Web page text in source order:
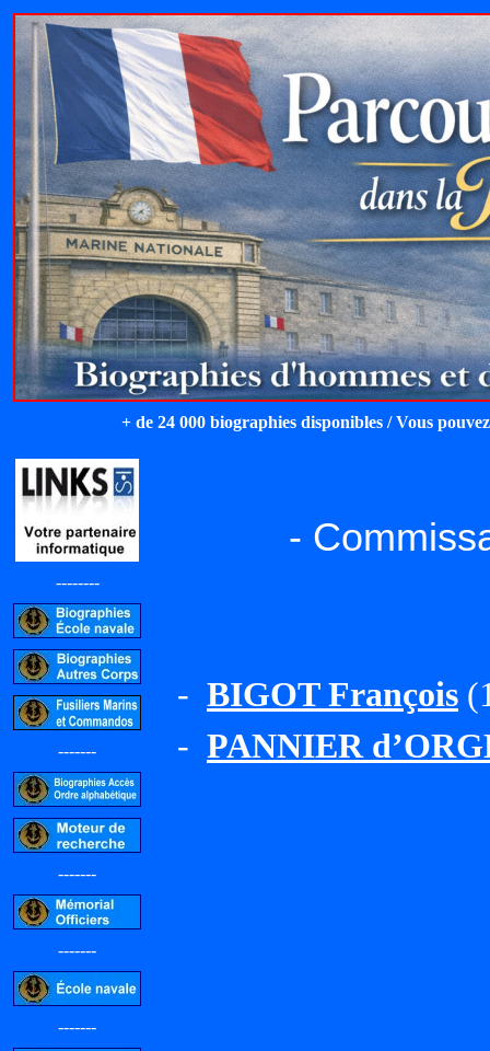
+ de 24 000 biographies disponibles / Vous
--------
-------
-------
-------
-------
-
- BIGOT François
- PANNIER